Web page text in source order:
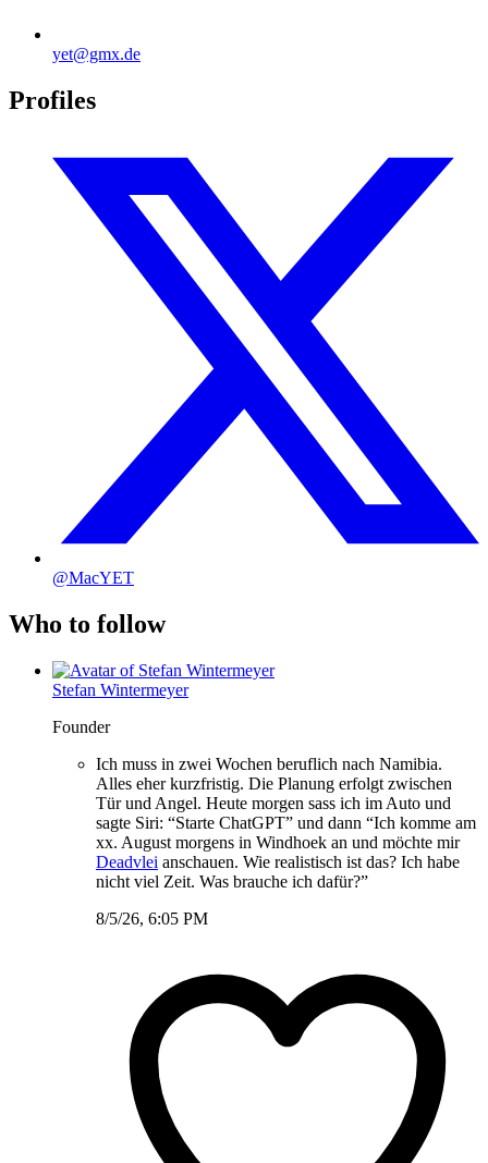
yet@gmx.de
Profiles
@MacYET
Who to follow
Stefan Wintermeyer
Founder
Ich muss in zwei Wochen beruflich nach Namibia.
Alles eher kurzfristig. Die Planung erfolgt zwischen
Tür und Angel. Heute morgen sass ich im Auto und
sagte Siri: “Starte ChatGPT” und dann “Ich komme am
xx. August morgens in Windhoek an und möchte mir
Deadvlei anschauen. Wie realistisch ist das? Ich habe
nicht viel Zeit. Was brauche ich dafür?”
8/5/26, 6:05 PM